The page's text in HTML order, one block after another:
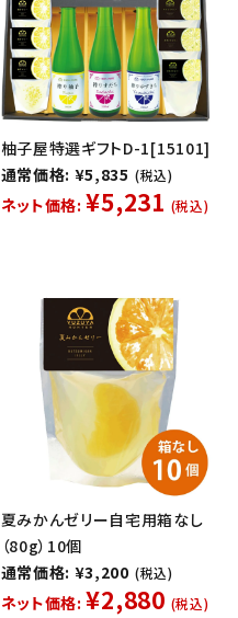
柚子屋特選ギフトD-1[15101]
通常価格: ¥5,835 (税込)
ネット価格: ¥5,231 (税込)
夏みかんゼリー自宅用箱なし
（80g）10個
通常価格: ¥3,200 (税込)
ネット価格: ¥2,880 (税込)